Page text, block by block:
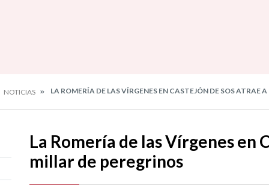
NOTICIAS LA ROMERÍA DE LAS VÍRGENES EN CASTEJÓN DE SOS ATRAE
La Romería de las Vírgenes en
millar de peregrinos